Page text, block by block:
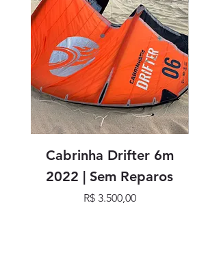
Cabrinha Drifter 6m
2022 | Sem Reparos
Preço
R$ 3.500,00